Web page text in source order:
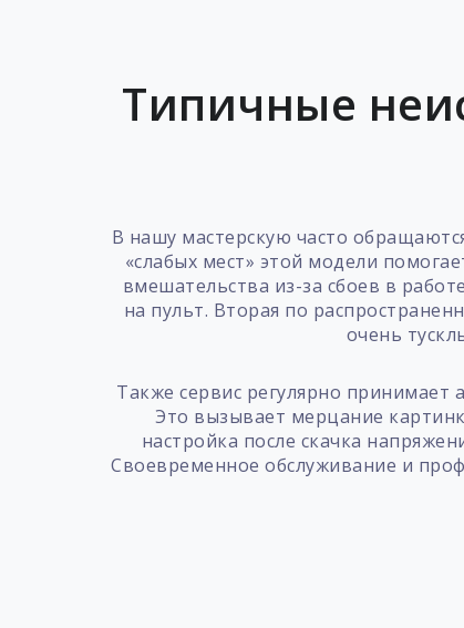
Типичные
В нашу мастерскую часто
«слабых мест» этой модели
вмешательства из-за сбоев в
на пульт. Вторая по
очень
Также сервис регулярно
Это вызывает мерцание
настройка после скачка
Своевременное обслуживание и